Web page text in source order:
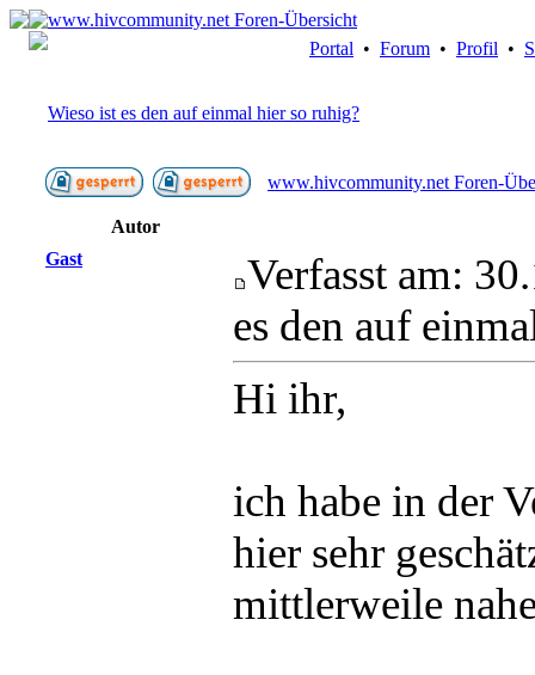
Portal • Forum • Profil •
Wieso ist es den auf einmal hier so ruhig?
www.hivcommunity.net Foren-
Autor
Gast
Verfasst am:
es den auf
Hi ihr,
ich habe in der
hier sehr
mittlerweile